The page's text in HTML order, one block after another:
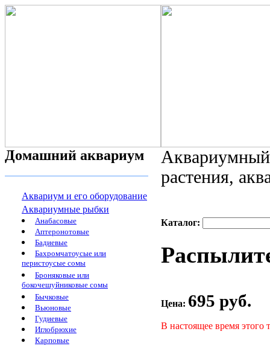
Домашний аквариум
Аквариум и его оборудование
Аквариумные рыбки
Анабасовые
Аптеронотовые
Бадиевые
Бахромчатоусые или
перистоусые сомы
Броняковые или
бокочешуйниковые сомы
Бычковые
Вьюновые
Гудиевые
Иглобрюхие
Карповые
растения,
Каталог:
Цена: 695 руб.
В настоящее время этого